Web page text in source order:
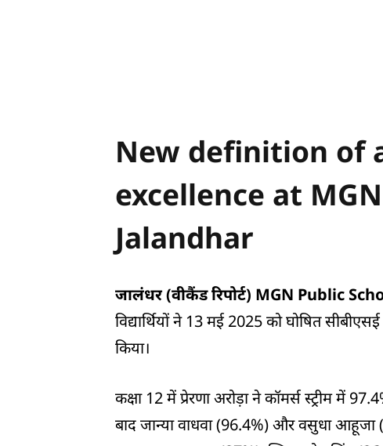
New definition of
excellence at
Jalandhar
जालंधर (वीकैंड रिपोर्ट) MGN Public
विद्यार्थियों ने 13 मई 2025 को घोषित
किया।
कक्षा 12 में प्रेरणा अरोड़ा ने कॉमर्स स्ट्रीम में
बाद जान्या वाधवा (96.4%) और वसुधा आहूजा